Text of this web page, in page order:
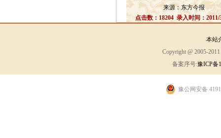
来源：东方今报
点击数：18204 录入时间：2011/
本站
Copyright @ 2005-
备案序号:豫ICP备
豫公网安备